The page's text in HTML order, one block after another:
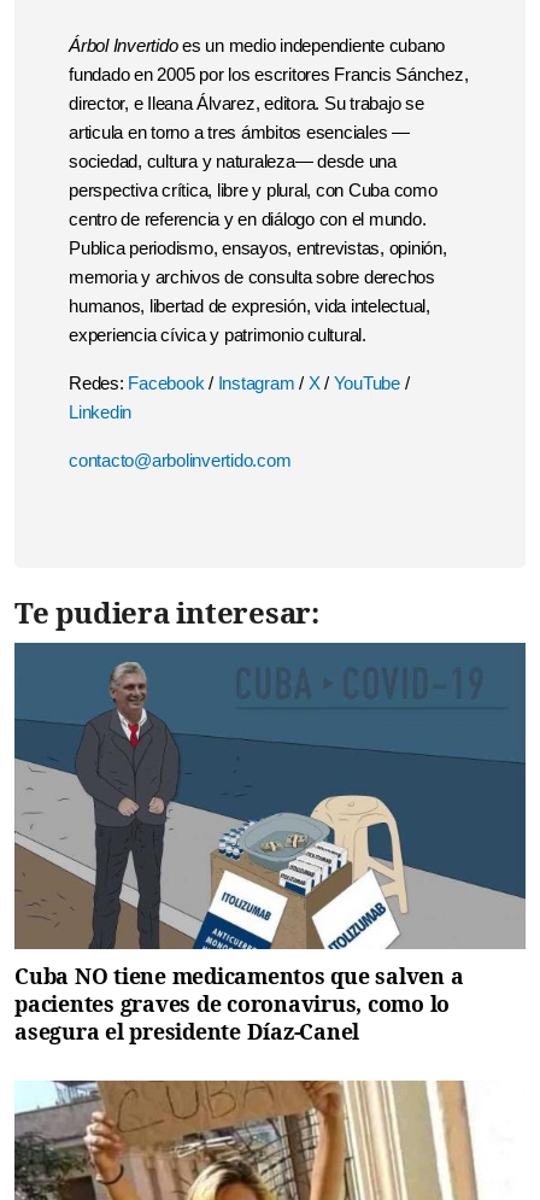
Árbol Invertidoes un medio independiente cubano
fundado en 2005 por los escritores Francis Sánchez,
director, e Ileana Álvarez, editora. Su trabajo se
articula en torno a tres ámbitos esenciales —
sociedad, cultura y naturaleza— desde una
perspectiva crítica, libre y plural, con Cuba como
centro de referencia y en diálogo con el mundo.
Publica periodismo, ensayos, entrevistas, opinión,
memoria y archivos de consulta sobre derechos
humanos, libertad de expresión, vida intelectual,
experiencia cívica y patrimonio cultural.
Redes: Facebook / Instagram / X/ YouTube /
Linkedin
contacto@arbolinvertido.com
Te pudiera interesar:
Cuba NO tiene medicamentos que salven a
pacientes graves de coronavirus, como lo
asegura el presidente Díaz-Canel